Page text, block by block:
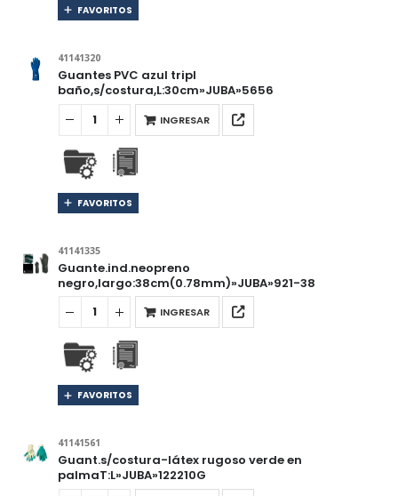
FAVORITOS
41141320
Guantes PVC azul tripl
baño,s/costura,L:30cm»JUBA»5656
INGRESAR
FAVORITOS
41141335
Guante.ind.neopreno
negro,largo:38cm(0.78mm)»JUBA»921-38
INGRESAR
FAVORITOS
41141561
Guant.s/costura-látex rugoso verde en
palmaT:L»JUBA»122210G